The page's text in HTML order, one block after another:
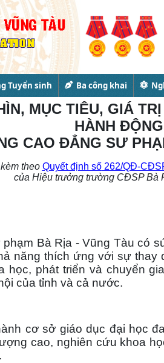
Tuyển sinh Ba công khai
MỤC TIÊU, GIÁ
HÀNH ĐỘNG
CAO ĐẲNG SƯ
èm theo Quyết định số262/QĐ-
của Hiệu trưởng trường CĐSP Bà
Bà Rịa - Vũng Tàu có
năng thích ứng với sự thay
học, phát triển và chuyển
của tỉnh và cả nước.
cơ sở giáo dục đại học đa
cao, nghiên cứu khoa